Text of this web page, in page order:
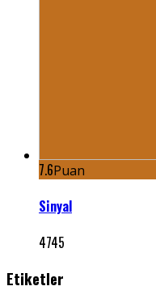
7.6Puan
Sinyal
4745
Etiketler